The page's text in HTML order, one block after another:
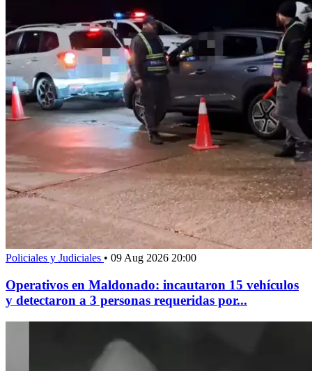
Policiales y Judiciales • 09 Aug 2026 20:00
Operativos en Maldonado: incautaron 15 vehículos
y detectaron a 3 personas requeridas por...